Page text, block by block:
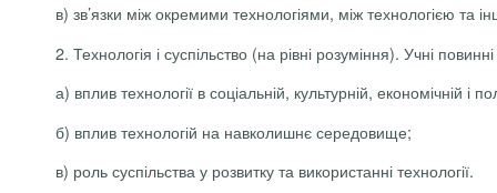
в) зв’язки між окремими технологіями, між технологією та
2. Технологія і суспільство (на рівні розуміння). Учні
а) вплив технології в соціальній, культурній, економічній і
б) вплив технологій на навколишнє середовище;
в) роль суспільства у розвитку та використанні технології.